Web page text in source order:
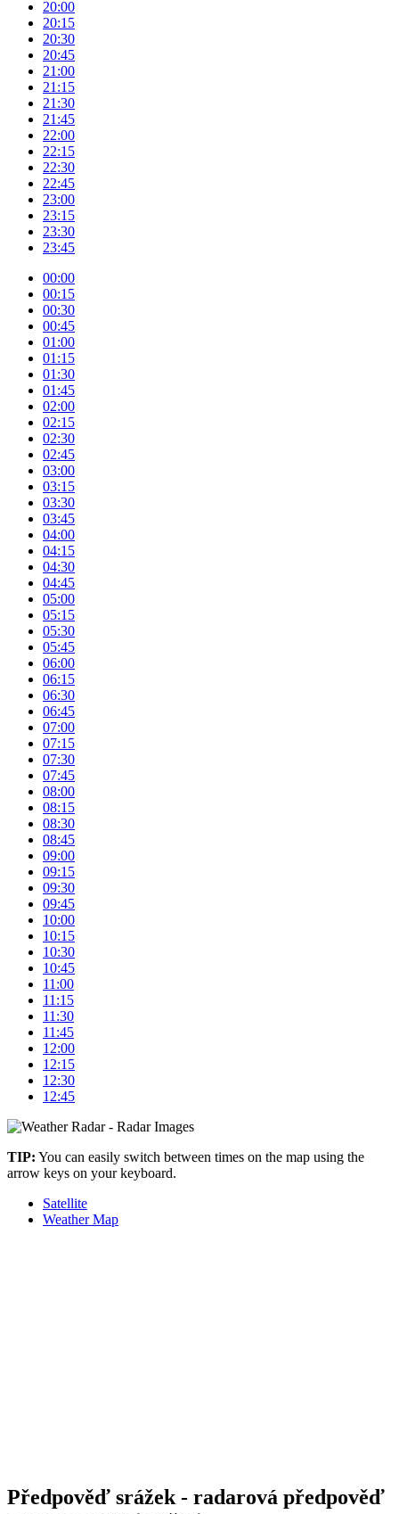
20:00
20:15
20:30
20:45
21:00
21:15
21:30
21:45
22:00
22:15
22:30
22:45
23:00
23:15
23:30
23:45
00:00
00:15
00:30
00:45
01:00
01:15
01:30
01:45
02:00
02:15
02:30
02:45
03:00
03:15
03:30
03:45
04:00
04:15
04:30
04:45
05:00
05:15
05:30
05:45
06:00
06:15
06:30
06:45
07:00
07:15
07:30
07:45
08:00
08:15
08:30
08:45
09:00
09:15
09:30
09:45
10:00
10:15
10:30
10:45
11:00
11:15
11:30
11:45
12:00
12:15
12:30
12:45
–
TIP: You can easily switch between times on the map using the
arrow keys on your keyboard.
Satellite
Weather Map
Předpověď srážek - radarová předpověď